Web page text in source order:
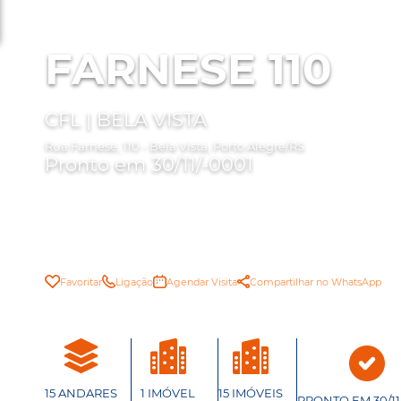
FARNESE 110
CFL | BELA VISTA
Rua Farnese, 110 - Bela Vista, Porto Alegre/RS
Pronto em 30/11/-0001
Favoritar Ligação Agendar Visita Compartilhar no WhatsApp
15 ANDARES
1 IMÓVEL
15 IMÓVEIS